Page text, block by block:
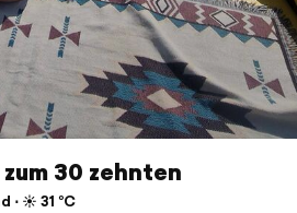
30 zehnten
⋅ ☀️ 31 °C